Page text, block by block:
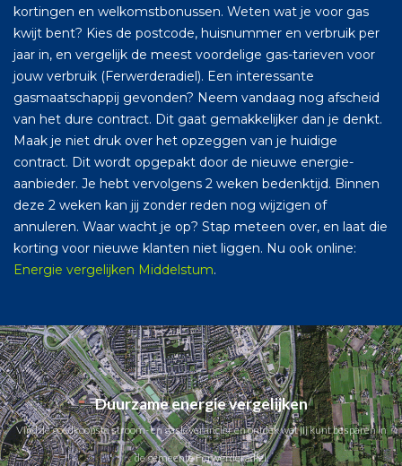
kortingen en welkomstbonussen. Weten wat je voor gas
kwijt bent? Kies de postcode, huisnummer en verbruik per
jaar in, en vergelijk de meest voordelige gas-tarieven voor
jouw verbruik (Ferwerderadiel). Een interessante
gasmaatschappij gevonden? Neem vandaag nog afscheid
van het dure contract. Dit gaat gemakkelijker dan je denkt.
Maak je niet druk over het opzeggen van je huidige
contract. Dit wordt opgepakt door de nieuwe energie-
aanbieder. Je hebt vervolgens 2 weken bedenktijd. Binnen
deze 2 weken kan jij zonder reden nog wijzigen of
annuleren. Waar wacht je op? Stap meteen over, en laat die
korting voor nieuwe klanten niet liggen. Nu ook online:
Energie vergelijken Middelstum.
Duurzame energie vergelijken
Vind de goedkoopste stroom- en gasleverancier en ontdek wat jij kunt besparen in
de gemeente Ferwerderadiel.